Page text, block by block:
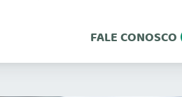
FALE CONOSCO